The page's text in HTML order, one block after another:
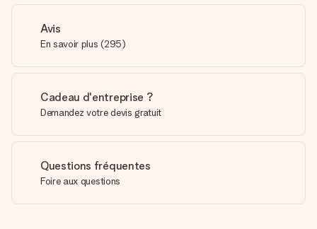
Avis
En savoir plus (295)
Cadeau d'entreprise ?
Demandez votre devis gratuit
Questions fréquentes
Foire aux questions